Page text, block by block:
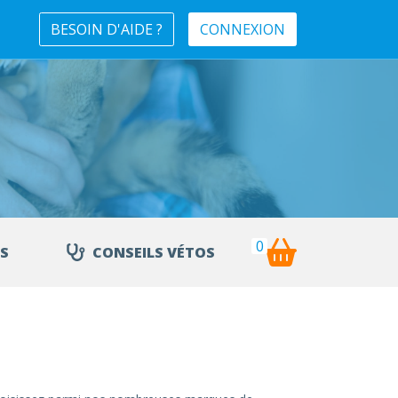
BESOIN D'AIDE ? CONNEXION
CONSEILS VÉTOS 0